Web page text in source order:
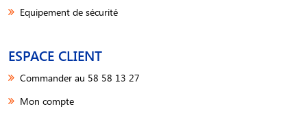
Equipement de sécurité
ESPACE CLIENT
Commander au 58 58 13 27
Mon compte